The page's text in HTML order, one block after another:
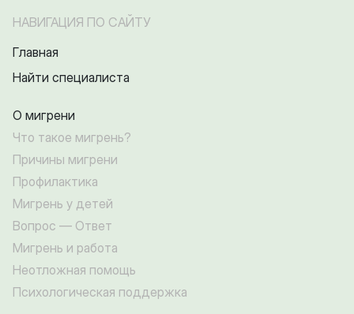
НАВИГАЦИЯ ПО САЙТУ
Главная
Найти специалиста
О мигрени
Что такое мигрень?
Причины мигрени
Профилактика
Мигрень у детей
Вопрос — Ответ
Мигрень и работа
Неотложная помощь
Психологическая поддержка